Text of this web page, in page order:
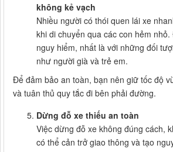
không kẻ vạch
Nhiều người có thói quen lái xe
khi di chuyển qua các con hẻm
nguy hiểm, nhất là với những đối
như người già và trẻ em.
Để đảm bảo an toàn, bạn nên giữ tốc độ
và tuân thủ quy tắc đi bên phải đường.
Dừng đỗ xe thiếu an toàn
Việc dừng đỗ xe không đúng cách,
có thể cản trở giao thông và tạo